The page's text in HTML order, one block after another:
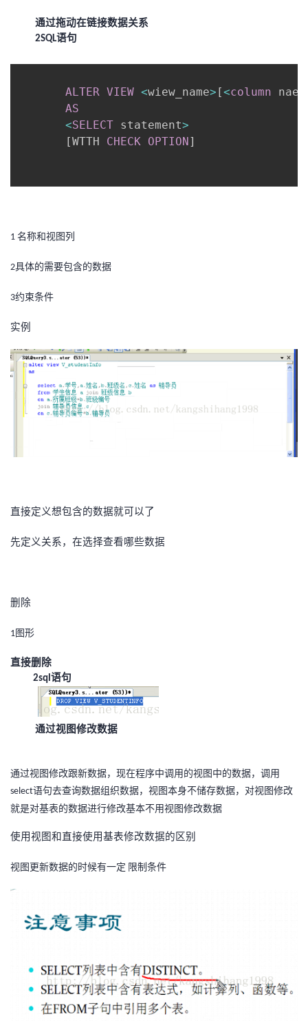
通过拖动在链接数据关系
2SQL语句
ALTER VIEW <wiew_name> [<column
AS
<SELECT statement>
[WTTH CHECK OPTION ]
1 名称和视图列
2具体的需要包含的数据
3约束条件
实例
直接定义想包含的数据就可以了
先定义关系，在选择查看哪些数据
删除
1图形
直接删除
2sql语句
通过视图修改数据
通过视图修改跟新数据，现在程序中调用的视图中的数据，调用
select语句去查询数据组织数据，视图本身不储存数据，对视图修改
就是对基表的数据进行修改基本不用视图修改数据
使用视图和直接使用基表修改数据的区别
视图更新数据的时候有一定 限制条件